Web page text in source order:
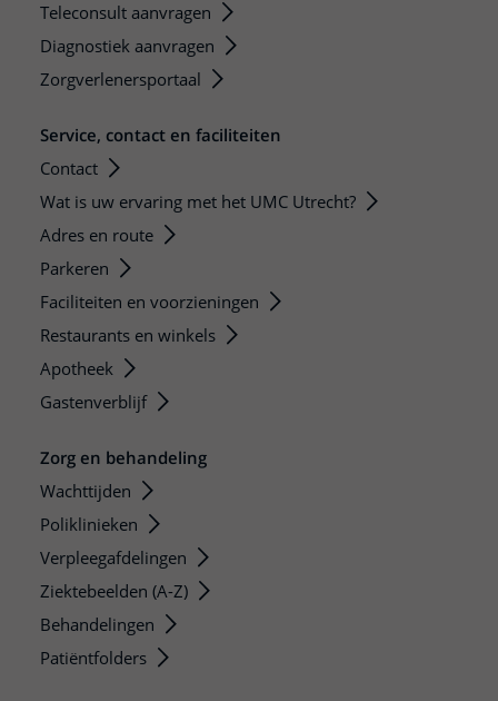
Teleconsult aanvragen
Diagnostiek aanvragen
Zorgverlenersportaal
Service, contact en faciliteiten
Contact
Wat is uw ervaring met het UMC Utrecht?
Adres en route
Parkeren
Faciliteiten en voorzieningen
Restaurants en winkels
Apotheek
Gastenverblijf
Zorg en behandeling
Wachttijden
Poliklinieken
Verpleegafdelingen
Ziektebeelden (A-Z)
Behandelingen
Patiëntfolders